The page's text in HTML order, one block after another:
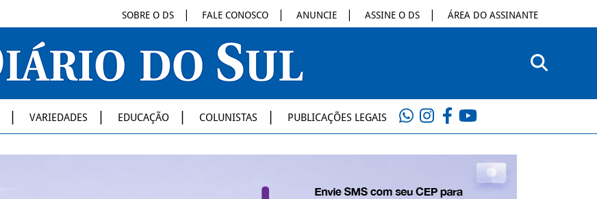
SOBRE O DS FALE CONOSCO ANUNCIE ASSINE O DS ÁREA DO ASSINANTE
VARIEDADES EDUCAÇÃO COLUNISTAS PUBLICAÇÕES LEGAIS